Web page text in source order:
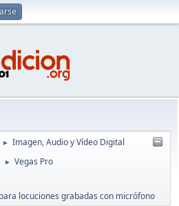
► Imagen, Audio y Vídeo Digital
► Vegas Pro
locuciones grabadas con micrófono